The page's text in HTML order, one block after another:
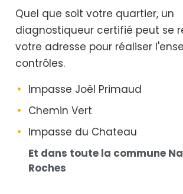
Quel que soit votre quartier, un
diagnostiqueur certifié peut se
votre adresse pour réaliser
contrôles.
Impasse Joël Primaud
Chemin Vert
Impasse du Chateau
Et dans toute la commune
Roches